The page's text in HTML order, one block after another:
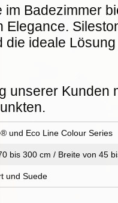
im Badezimmer
Elegance.
die ideale
unserer Kunden
und Eco Line Colour Series
bis 300 cm / Breite von 45
und Suede